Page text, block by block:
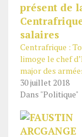
Centrafrique :
limoge le chef
major des
30 juillet 2018
Dans "Politique"